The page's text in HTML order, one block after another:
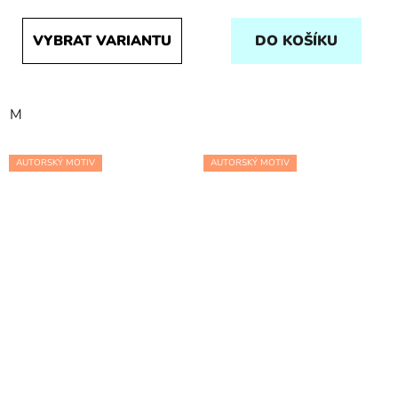
VYBRAT VARIANTU
M
DO KOŠÍKU
AUTORSKÝ MOTIV AUTORSKÝ MOTIV